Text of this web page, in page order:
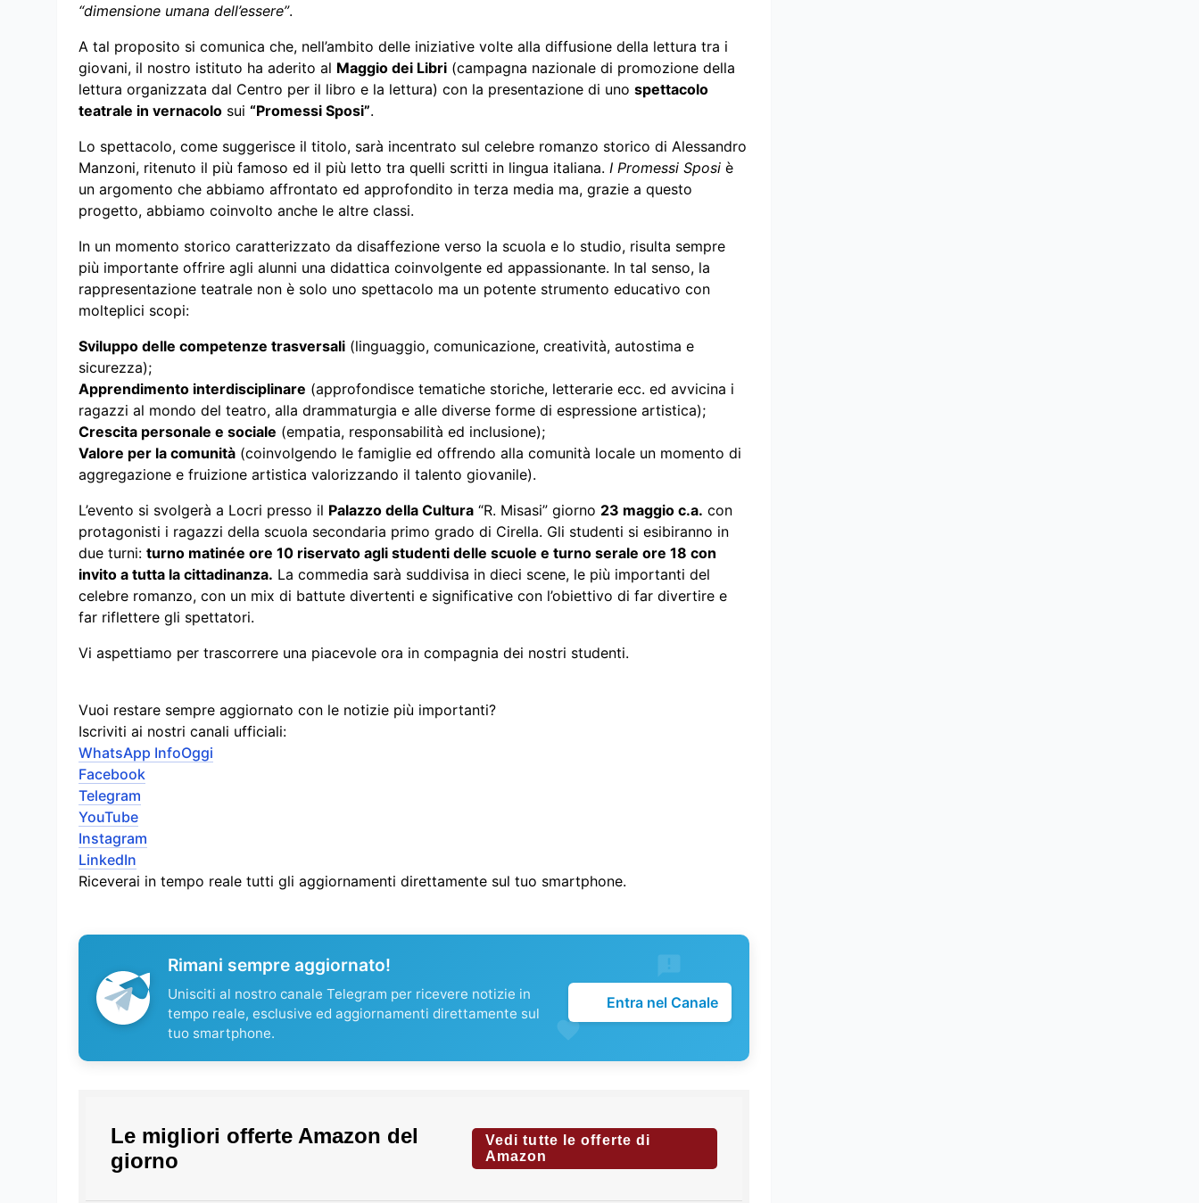
“dimensione umana dell’essere”.
A tal proposito si comunica che, nell’ambito delle iniziative volte alla diffusione della lettura tra i
giovani, il nostro istituto ha aderito al Maggio dei Libri (campagna nazionale di promozione della
lettura organizzata dal Centro per il libro e la lettura) con la presentazione di uno spettacolo
teatrale in vernacolo sui “Promessi Sposi”.
Lo spettacolo, come suggerisce il titolo, sarà incentrato sul celebre romanzo storico di Alessandro
Manzoni, ritenuto il più famoso ed il più letto tra quelli scritti in lingua italiana. I Promessi Sposi è
un argomento che abbiamo affrontato ed approfondito in terza media ma, grazie a questo
progetto, abbiamo coinvolto anche le altre classi.
In un momento storico caratterizzato da disaffezione verso la scuola e lo studio, risulta sempre
più importante offrire agli alunni una didattica coinvolgente ed appassionante. In tal senso, la
rappresentazione teatrale non è solo uno spettacolo ma un potente strumento educativo con
molteplici scopi:
Sviluppo delle competenze trasversali (linguaggio, comunicazione, creatività, autostima e
sicurezza);
Apprendimento interdisciplinare (approfondisce tematiche storiche, letterarie ecc. ed avvicina i
ragazzi al mondo del teatro, alla drammaturgia e alle diverse forme di espressione artistica);
Crescita personale e sociale (empatia, responsabilità ed inclusione);
Valore per la comunità (coinvolgendo le famiglie ed offrendo alla comunità locale un momento di
aggregazione e fruizione artistica valorizzando il talento giovanile).
L’evento si svolgerà a Locri presso il Palazzo della Cultura “R. Misasi” giorno 23 maggio c.a. con
protagonisti i ragazzi della scuola secondaria primo grado di Cirella. Gli studenti si esibiranno in
due turni: turno matinée ore 10 riservato agli studenti delle scuole e turno serale ore 18 con
invito a tutta la cittadinanza. La commedia sarà suddivisa in dieci scene, le più importanti del
celebre romanzo, con un mix di battute divertenti e significative con l’obiettivo di far divertire e
far riflettere gli spettatori.
Vi aspettiamo per trascorrere una piacevole ora in compagnia dei nostri studenti.
Vuoi restare sempre aggiornato con le notizie più importanti?
Iscriviti ai nostri canali ufficiali:
WhatsApp InfoOggi
Facebook
Telegram
YouTube
Instagram
LinkedIn
Riceverai in tempo reale tutti gli aggiornamenti direttamente sul tuo smartphone.
Rimani sempre aggiornato!
Unisciti al nostro canale Telegram per ricevere notizie in
tempo reale, esclusive ed aggiornamenti direttamente sul
tuo smartphone.
Entra nel Canale